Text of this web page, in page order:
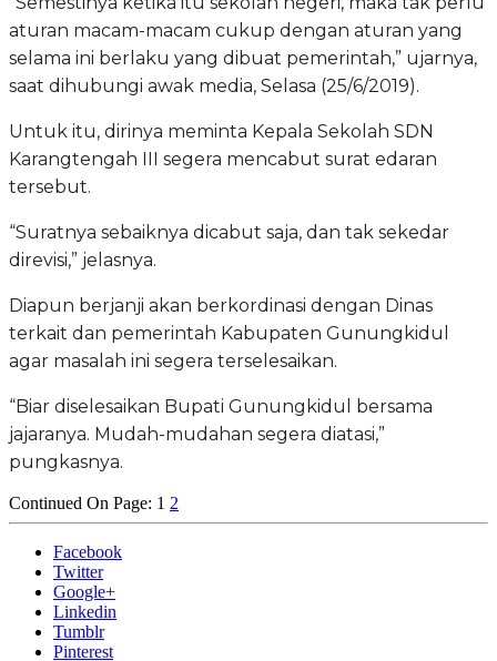
aturan macam-macam cukup dengan aturan yang
selama ini berlaku yang dibuat pemerintah,” ujarnya,
saat dihubungi awak media, Selasa (25/6/2019).
Untuk itu, dirinya meminta Kepala Sekolah SDN
Karangtengah III segera mencabut surat edaran
tersebut.
“Suratnya sebaiknya dicabut saja, dan tak sekedar
direvisi,” jelasnya.
Diapun berjanji akan berkordinasi dengan Dinas
terkait dan pemerintah Kabupaten Gunungkidul
agar masalah ini segera terselesaikan.
“Biar diselesaikan Bupati Gunungkidul bersama
jajaranya. Mudah-mudahan segera diatasi,”
pungkasnya.
Continued On Page: 1 2
Facebook
Twitter
Google+
Linkedin
Tumblr
Pinterest